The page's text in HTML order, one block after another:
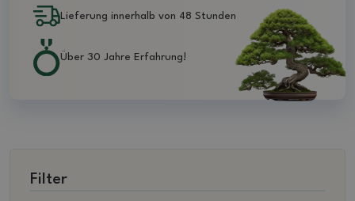
Filter
Lieferung innerhalb von 48 Stunden
Über 30 Jahre Erfahrung!